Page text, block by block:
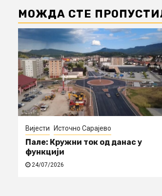
МОЖДА СТЕ
Вијести Источно Сарајево
Пале: Кружни ток од данас у
функцији
24/07/2026